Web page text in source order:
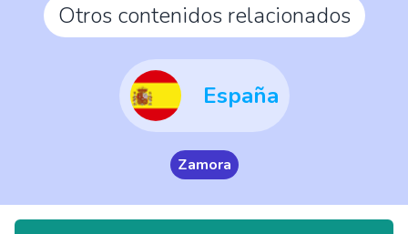
Otros contenidos relacionados
España
Zamora